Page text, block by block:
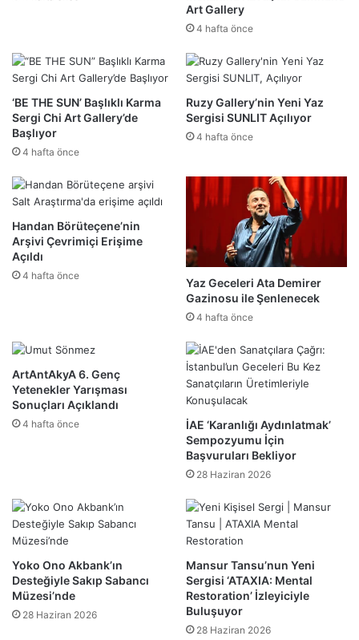
Art Gallery
4 hafta önce
‘BE THE SUN’ Başlıklı Karma
Sergi Chi Art Gallery’de
Başlıyor
4 hafta önce
Ruzy Gallery’nin Yeni Yaz
Sergisi SUNLIT Açılıyor
4 hafta önce
Handan Börüteçene’nin
Arşivi Çevrimiçi Erişime
Açıldı
4 hafta önce
Yaz Geceleri Ata Demirer
Gazinosu ile Şenlenecek
4 hafta önce
ArtAntAkyA 6. Genç
Yetenekler Yarışması
Sonuçları Açıklandı
4 hafta önce
İAE ‘Karanlığı Aydınlatmak’
Sempozyumu İçin
Başvuruları Bekliyor
28 Haziran 2026
Yoko Ono Akbank’ın
Desteğiyle Sakıp Sabancı
Müzesi’nde
28 Haziran 2026
Mansur Tansu’nun Yeni
Sergisi ‘ATAXIA: Mental
Restoration’ İzleyiciyle
Buluşuyor
28 Haziran 2026